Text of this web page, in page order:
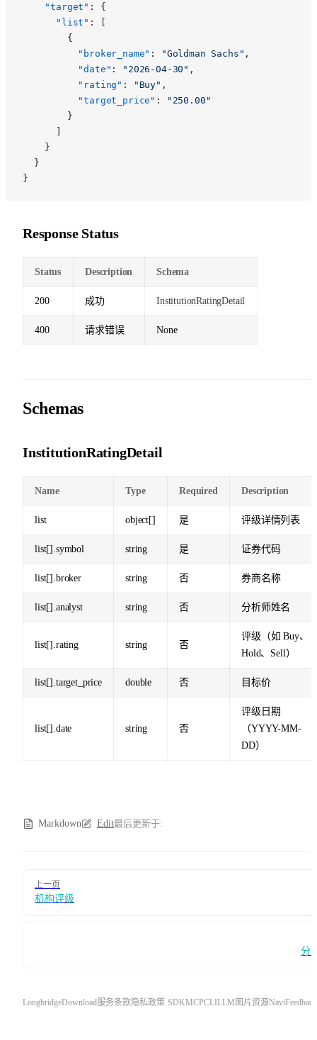
    "target"
: {
      "list"
: [
        {
          "broker_name"
: "Goldman Sachs" ,
          "date"
: "2026-04-30" ,
          "rating"
: "Buy" ,
          "target_price"
:
"250.00"
        }
      ]
    }
  }
}
Response Status
Status Description Schema
200 成功 InstitutionRatingDetail
400 请求错误 None
Schemas
InstitutionRatingDetail
Name Type Required Description
list object[] 是 评级详情列表
list[].symbol string 是 证券代码
list[].broker string 否 券商名称
list[].analyst string 否 分析师姓名
list[].rating string 否
评级（如 Buy、
Hold、Sell）
list[].target_price double 否 目标价
list[].date string 否
评级日期
（YYYY-MM-
DD）
Markdown Edit最后更新于:
上一页
机构评级
分
LongbridgeDownload 服务条款隐私政策 SDKMCPCLILLM 图片资源NaviFeedback